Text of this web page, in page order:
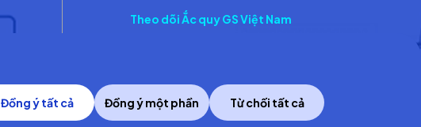
Theo dõi Ắc quy GS Việt Nam
Copyright © 2014 GS Battery Vietnam Co., Ltd
Đồng ý tất cả Đồng ý một phần Từ chối tất cả